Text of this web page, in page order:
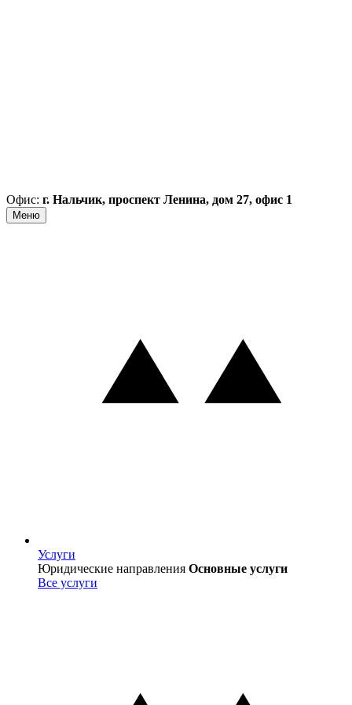
Офис: г. Нальчик, проспект Ленина, дом 27, офис 1
Меню
Услуги
Услуги
Юридические направления Основные услуги
Все услуги